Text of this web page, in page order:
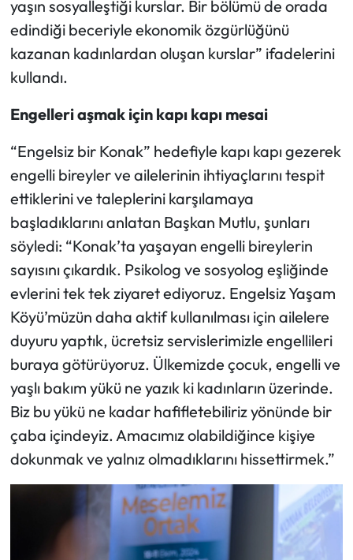
yaşın sosyalleştiği kurslar. Bir bölümü de orada
edindiği beceriyle ekonomik özgürlüğünü
kazanan kadınlardan oluşan kurslar” ifadelerini
kullandı.
Engelleri aşmak için kapı kapı mesai
“Engelsiz bir Konak” hedefiyle kapı kapı gezerek
engelli bireyler ve ailelerinin ihtiyaçlarını tespit
ettiklerini ve taleplerini karşılamaya
başladıklarını anlatan Başkan Mutlu, şunları
söyledi: “Konak’ta yaşayan engelli bireylerin
sayısını çıkardık. Psikolog ve sosyolog eşliğinde
evlerini tek tek ziyaret ediyoruz. Engelsiz Yaşam
Köyü’müzün daha aktif kullanılması için ailelere
duyuru yaptık, ücretsiz servislerimizle engellileri
buraya götürüyoruz. Ülkemizde çocuk, engelli ve
yaşlı bakım yükü ne yazık ki kadınların üzerinde.
Biz bu yükü ne kadar hafifletebiliriz yönünde bir
çaba içindeyiz. Amacımız olabildiğince kişiye
dokunmak ve yalnız olmadıklarını hissettirmek.”